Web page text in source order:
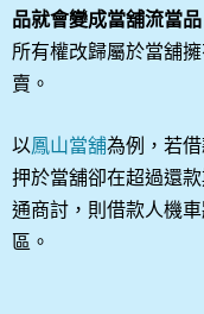
品就會變成當舖流當品
所有權改歸屬於當舖
賣。
以鳳山當舖為例，若
押於當舖卻在超過還
通商討，則借款人機
區。